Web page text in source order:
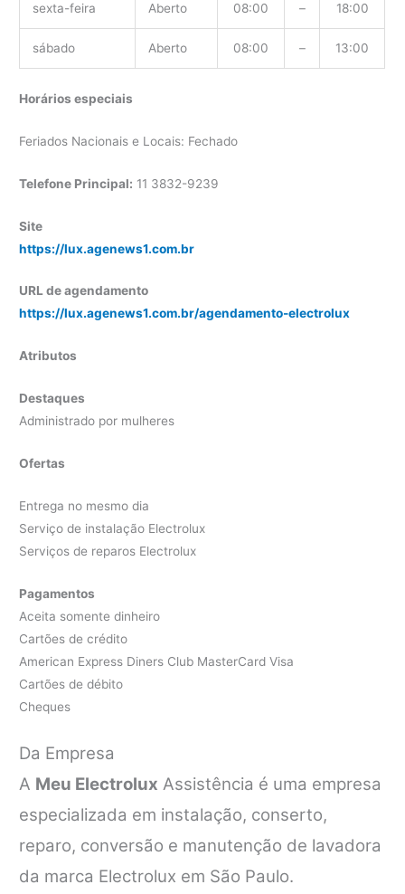
sexta-feira Aberto 08:00 – 18:00
sábado Aberto 08:00 – 13:00
Horários especiais
Feriados Nacionais e Locais: Fechado
Telefone Principal: 11 3832-9239
Site
https://lux.agenews1.com.br
URL de agendamento
https://lux.agenews1.com.br/agendamento-electrolux
Atributos
Destaques
Administrado por mulheres
Ofertas
Entrega no mesmo dia
Serviço de instalação Electrolux
Serviços de reparos Electrolux
Pagamentos
Aceita somente dinheiro
Cartões de crédito
American Express Diners Club MasterCard Visa
Cartões de débito
Cheques
Da Empresa
A Meu Electrolux Assistência é uma empresa
especializada em instalação, conserto,
reparo, conversão e manutenção de lavadora
da marca Electrolux em São Paulo.